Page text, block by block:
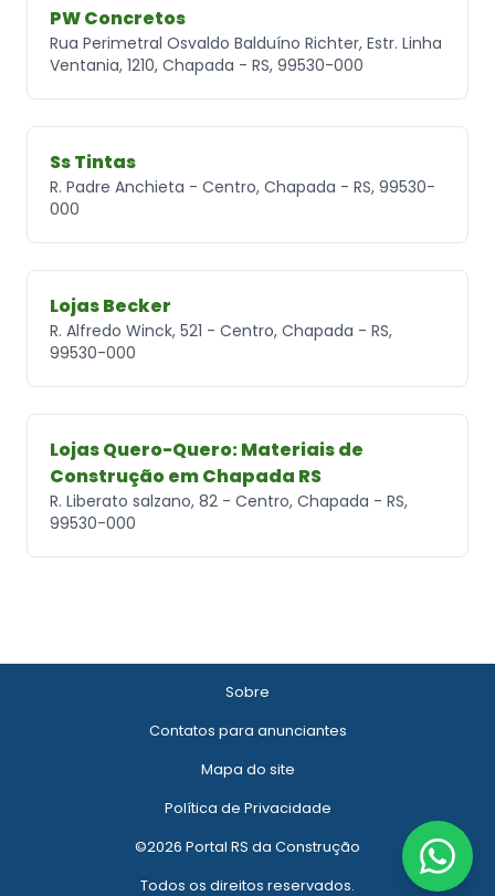
PW Concretos
Rua Perimetral Osvaldo Balduíno Richter, Estr. Linha
Ventania, 1210, Chapada - RS, 99530-000
Ss Tintas
R. Padre Anchieta - Centro, Chapada - RS, 99530-
000
Lojas Becker
R. Alfredo Winck, 521 - Centro, Chapada - RS,
99530-000
Lojas Quero-Quero: Materiais de
Construção em Chapada RS
R. Liberato salzano, 82 - Centro, Chapada - RS,
99530-000
Sobre
Contatos para anunciantes
Mapa do site
Política de Privacidade
©2026 Portal RS da Construção
Todos os direitos reservados.